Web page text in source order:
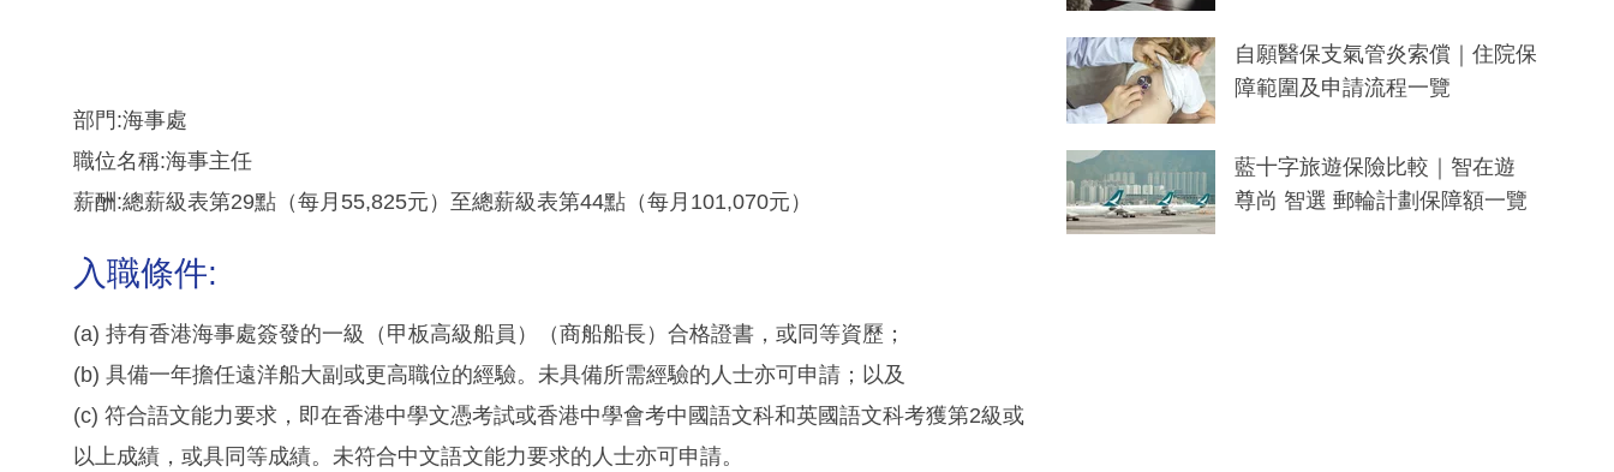
部門:海事處
職位名稱:海事主任
薪酬:總薪級表第29點（每月55,825元）至總薪級表第44點（每月101,070元）
入職條件:
(a) 持有香港海事處簽發的一級（甲板高級船員）（商船船長）合格證書，或同等資歷；
(b) 具備一年擔任遠洋船大副或更高職位的經驗。未具備所需經驗的人士亦可申請；以及
(c) 符合語文能力要求，即在香港中學文憑考試或香港中學會考中國語文科和英國語文科考獲第2級或
以上成績，或具同等成績。未符合中文語文能力要求的人士亦可申請。
自願醫保支氣管炎索償｜住院保
障範圍及申請流程一覽
藍十字旅遊保險比較｜智在遊
尊尚 智選 郵輪計劃保障額一覽